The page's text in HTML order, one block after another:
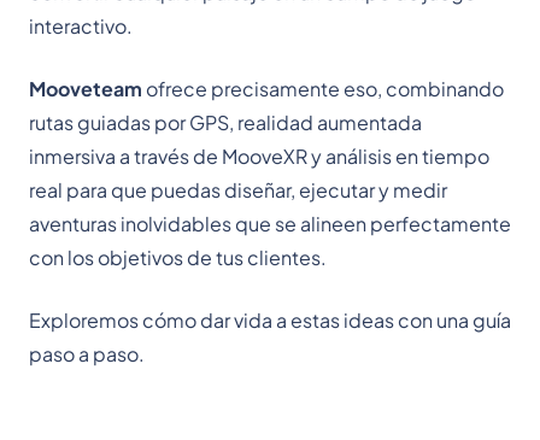
interactivo.
Mooveteam ofrece precisamente eso, combinando
rutas guiadas por GPS, realidad aumentada
inmersiva a través de MooveXR y análisis en tiempo
real para que puedas diseñar, ejecutar y medir
aventuras inolvidables que se alineen perfectamente
con los objetivos de tus clientes.
Exploremos cómo dar vida a estas ideas con una guía
paso a paso.